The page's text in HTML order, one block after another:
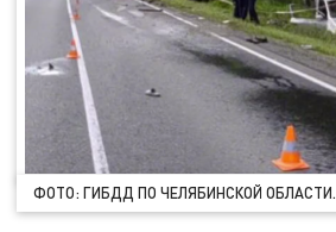
ФОТО: ГИБДД ПО ЧЕЛЯБИНСКОЙ ОБЛАСТИ.